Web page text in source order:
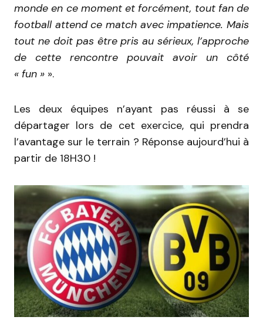
monde en ce moment et forcément, tout fan de
football attend ce match avec impatience. Mais
tout ne doit pas être pris au sérieux, l’approche
de cette rencontre pouvait avoir un côté
« fun » ».
Les deux équipes n’ayant pas réussi à se
départager lors de cet exercice, qui prendra
l’avantage sur le terrain ? Réponse aujourd’hui à
partir de 18H30 !